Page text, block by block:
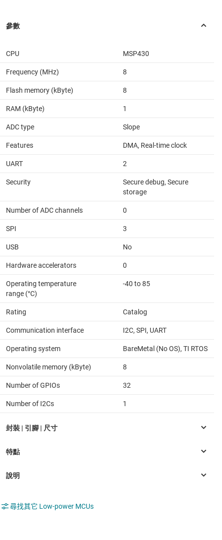
CPU MSP430
Frequency (MHz) 8
Flash memory (kByte) 8
RAM (kByte) 1
ADC type Slope
Features DMA, Real-time clock
UART 2
Security
Secure debug, Secure
storage
Number of ADC channels 0
SPI 3
USB No
Hardware accelerators 0
Operating temperature
range (°C)
-40 to 85
Rating Catalog
Communication interface I2C, SPI, UART
Operating system BareMetal (No OS), TI RTOS
Nonvolatile memory (kByte) 8
Number of GPIOs 32
Number of I2Cs 1
尋找其它 Low-power MCUs